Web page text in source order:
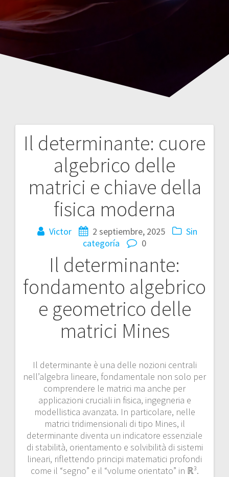
Il determinante: cuore
algebrico delle
matrici e chiave della
fisica moderna
Victor 2 septiembre, 2025
Sin
categoría
0
Il determinante:
fondamento algebrico
e geometrico delle
matrici Mines
Il determinante è una delle nozioni centrali
nell’algebra lineare, fondamentale non solo per
comprendere le matrici ma anche per
applicazioni cruciali in fisica, ingegneria e
modellistica avanzata. In particolare, nelle
matrici tridimensionali di tipo Mines, il
determinante diventa un indicatore essenziale
di stabilità, orientamento e solvibilità di sistemi
lineari, riflettendo principi matematici profondi
come il “segno” e il “volume orientato” in ℝ³.
Navegación
entradas